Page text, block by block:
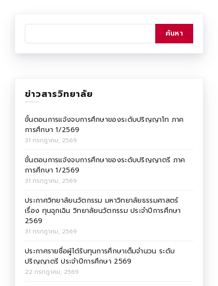
ข่าวสารวิทยาลัย
ขั้นตอนการแจ้งจบการศึกษาของระดับปริญญาโท ภาค
การศึกษา 1/2569
31 กรกฎาคม, 2569
ขั้นตอนการแจ้งจบการศึกษาของระดับปริญญาตรี ภาค
การศึกษา 1/2569
31 กรกฎาคม, 2569
ประกาศวิทยาลัยนวัตกรรม มหาวิทยาลัยธรรมศาสตร์
เรื่อง ทุนฉุกเฉิน วิทยาลัยนวัตกรรม ประจำปีการศึกษา
2569
31 กรกฎาคม, 2569
ประกาศรายชื่อผู้ได้รับทุนการศึกษาเต็มจำนวน ระดับ
ปริญญาตรี ประจำปีการศึกษา 2569
22 กรกฎาคม, 2569